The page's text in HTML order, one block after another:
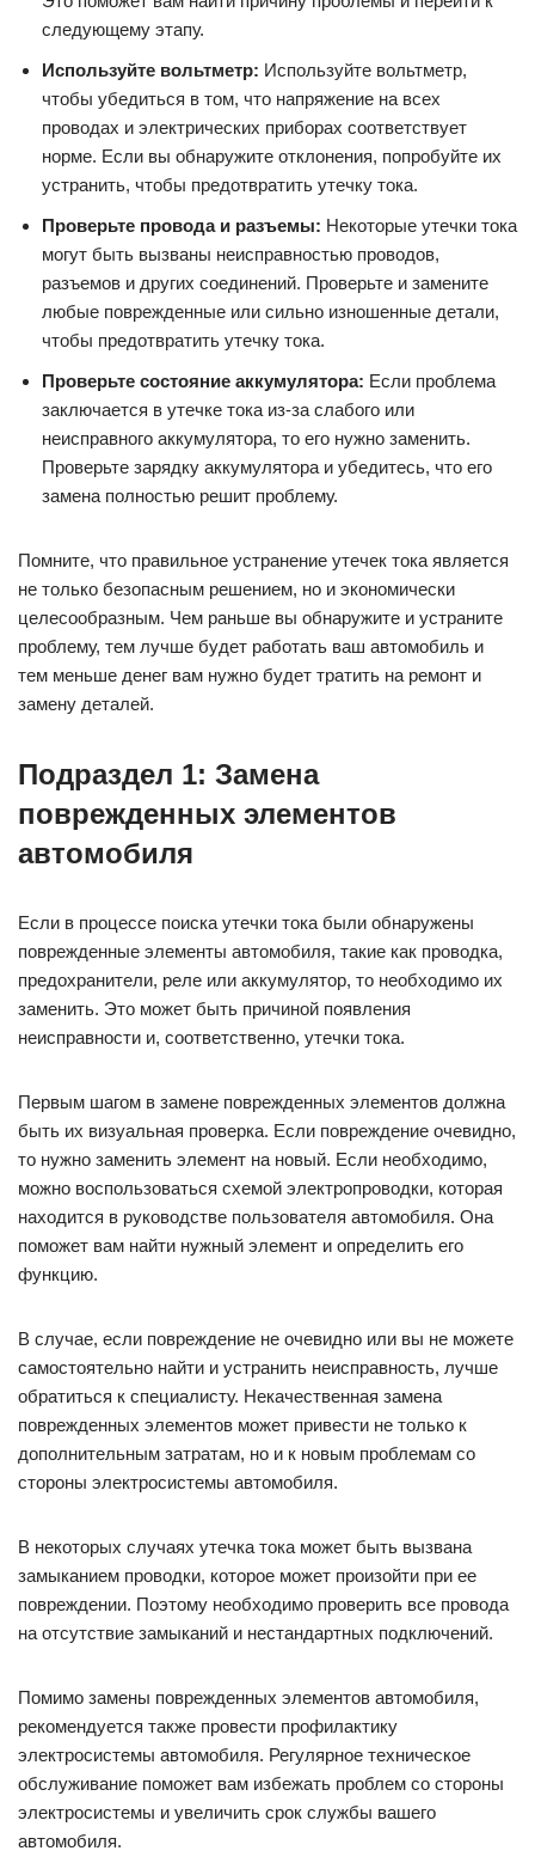
следующему этапу.
Используйте вольтметр: Используйте вольтметр,
чтобы убедиться в том, что напряжение на всех
проводах и электрических приборах соответствует
норме. Если вы обнаружите отклонения, попробуйте их
устранить, чтобы предотвратить утечку тока.
Проверьте провода и разъемы: Некоторые утечки тока
могут быть вызваны неисправностью проводов,
разъемов и других соединений. Проверьте и замените
любые поврежденные или сильно изношенные детали,
чтобы предотвратить утечку тока.
Проверьте состояние аккумулятора: Если проблема
заключается в утечке тока из-за слабого или
неисправного аккумулятора, то его нужно заменить.
Проверьте зарядку аккумулятора и убедитесь, что его
замена полностью решит проблему.
Помните, что правильное устранение утечек тока является
не только безопасным решением, но и экономически
целесообразным. Чем раньше вы обнаружите и устраните
проблему, тем лучше будет работать ваш автомобиль и
тем меньше денег вам нужно будет тратить на ремонт и
замену деталей.
Подраздел 1: Замена
поврежденных элементов
автомобиля
Если в процессе поиска утечки тока были обнаружены
поврежденные элементы автомобиля, такие как проводка,
предохранители, реле или аккумулятор, то необходимо их
заменить. Это может быть причиной появления
неисправности и, соответственно, утечки тока.
Первым шагом в замене поврежденных элементов должна
быть их визуальная проверка. Если повреждение очевидно,
то нужно заменить элемент на новый. Если необходимо,
можно воспользоваться схемой электропроводки, которая
находится в руководстве пользователя автомобиля. Она
поможет вам найти нужный элемент и определить его
функцию.
В случае, если повреждение не очевидно или вы не можете
самостоятельно найти и устранить неисправность, лучше
обратиться к специалисту. Некачественная замена
поврежденных элементов может привести не только к
дополнительным затратам, но и к новым проблемам со
стороны электросистемы автомобиля.
В некоторых случаях утечка тока может быть вызвана
замыканием проводки, которое может произойти при ее
повреждении. Поэтому необходимо проверить все провода
на отсутствие замыканий и нестандартных подключений.
Помимо замены поврежденных элементов автомобиля,
рекомендуется также провести профилактику
электросистемы автомобиля. Регулярное техническое
обслуживание поможет вам избежать проблем со стороны
электросистемы и увеличить срок службы вашего
автомобиля.